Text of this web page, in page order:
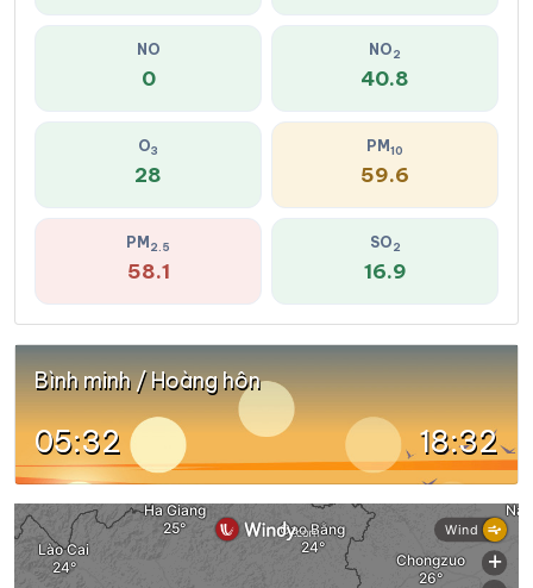
NO
0
NO2
40.8
O3
28
PM10
59.6
PM 2.5
58.1
SO2
16.9
Bình minh / Hoàng hôn
05:32 18:32